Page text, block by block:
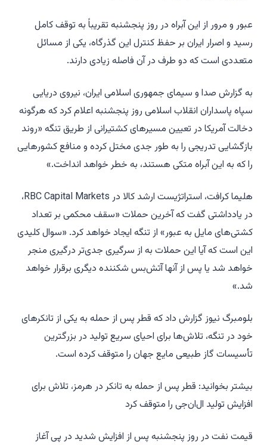
عبور و مرور از این آبراه در روز پنجشنبه تقریباً به توقف کامل
رسید و اصرار ایران بر حفظ کنترل این گذرگاه، یکی از مسائل
متعددی است که دو طرف در آن فاصله زیادی دارند.
به گزارش صدا و سیمای جمهوری اسلامی ایران، نیروی دریایی
سپاه پاسداران انقلاب اسلامی روز پنجشنبه اعلام کرد که هرگونه
دخالت آمریکا در تعیین مسیرهای کشتیرانی از طریق تنگه «روند
بازگشایی تدریجی را به طور جدی مختل کرده و منافع کشورهایی
را که به این آبراه متکی هستند، به خطر خواهد انداخت.»
هلیما کرافت، استراتژیست ارشد کالا در RBC Capital Markets،
در یادداشتی گفت که آخرین حملات «سقف محکمی بر تعداد
کشتی‌های مایل به عبور» از تنگه ایجاد خواهد کرد. «سوال کلیدی
این است که آیا این حملات به از سرگیری جدی‌تر درگیری منجر
خواهد شد یا پس از آنها آتش‌بس شکننده دیگری برقرار خواهد
شد.»
بلومبرگ نیوز گزارش داد که قطر پس از حمله به یکی از تانکرهای
خود در تنگه، تلاش‌ها برای احیای سریع تولید در بزرگترین
تأسیسات گاز طبیعی مایع جهان را متوقف کرده است.
بیشتر بخوانید: قطر پس از حمله به تانکر در هرمز، تلاش برای
افزایش تولید ال‌ان‌جی را متوقف کرد
قیمت نفت در روز پنجشنبه پس از افزایش شدید در پی آغاز